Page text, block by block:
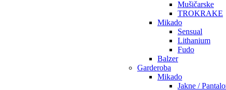
Mušičarske
TROKRAKE
Mikado
Sensual
Lithanium
Fudo
Balzer
Garderoba
Mikado
Jakne /